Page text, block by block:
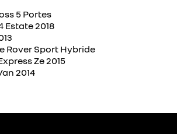
5 Portes
Estate 2018
Rover Sport Hybride
Ze 2015
2014